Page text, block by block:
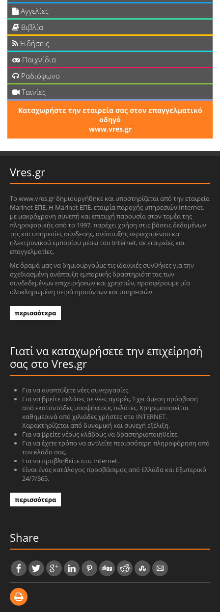
Αγγελίες
Βιβλία
Ειδήσεις
Παιχνίδια
Ραδιόφωνο
Ταινίες
Καταχωρήστε την εταιρεία σας στον επαγγελματικό
οδηγό
www.vres.gr
Vres.gr
Το www.vres.gr δημιουργήθηκε και υποστηρίζεται από την εταιρεία
Marinet ΕΠΕ. Η Marinet ΕΠΕ, εταιρία παροχής υπηρεσιών Internet,
με μακρόχρονη συνεπή και επιτυχή παρουσία στον τομέα της
πληροφορικής από το 1997, παρέχει χρήση στις βάσεις δεδομένων
της και υπηρεσίες σύνδεσης, ανάπτυξης περιεχομένου και
ηλεκτρονικού εμπορίου μέσω του Internet, σε εταιρείες και
επαγγελματίες.
Με όραμά μας να δημιουργούμε τις ιδανικές συνθήκες για την
σχεδιασμένη ανάπτυξη εμπορικής δραστηριότητας των
συνδεδεμένων επιχειρήσεων και χρηστών, προσφέρουμε μία
ολοκληρωμένη σειρά προϊόντων και υπηρεσιών.
περισσότερα
Γιατί να καταχωρήσετε την επιχείρησή
σας στο Vres.gr
Για να αναπτύξετε νέες συνεργασίες.
Για να βρείτε πελάτες σε νέες αγορές. Έχει άμεση πρόσβαση
από εκατοντάδες υποψήφιους πελάτες. Χρησιμοποιείται
καθημερινά από χιλιάδες χρήστες στο INTERNET.
Χαρακτηρίζεται από δυναμική και συνεχή εξέλιξη.
Για να βρείτε νέους κλάδους να δραστηριοποιηθείτε.
Για να έχετε τρόπο να αντλείτε περισσότερη πληροφόρηση από
τον κλάδο σας.
Για να προβληθείτε στο Internet.
Είναι ένας κατάλογος προσβάσιμος από Ελλάδα και Εξωτερικό
24/7/365.
περισσότερα
Share